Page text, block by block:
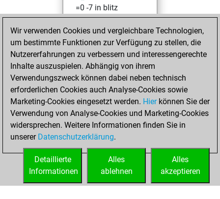
=0 -7 in blitz
Sonntag,
September 28,
2025
You learned 5
positions MyMoves
Sonntag, März 16,
2025
You created
your Fritz account
Wir verwenden Cookies und vergleichbare Technologien,
um bestimmte Funktionen zur Verfügung zu stellen, die
Nutzererfahrungen zu verbessern und interessengerechte
Inhalte auszuspielen. Abhängig von ihrem
Verwendungszweck können dabei neben technisch
erforderlichen Cookies auch Analyse-Cookies sowie
Marketing-Cookies eingesetzt werden. Hierkönnen Sie der
Verwendung von Analyse-Cookies und Marketing-Cookies
widersprechen. Weitere Informationen finden Sie in
unserer Datenschutzerklärung.
Alles
akzeptieren
Alles
ablehnen
Detaillierte
Informationen